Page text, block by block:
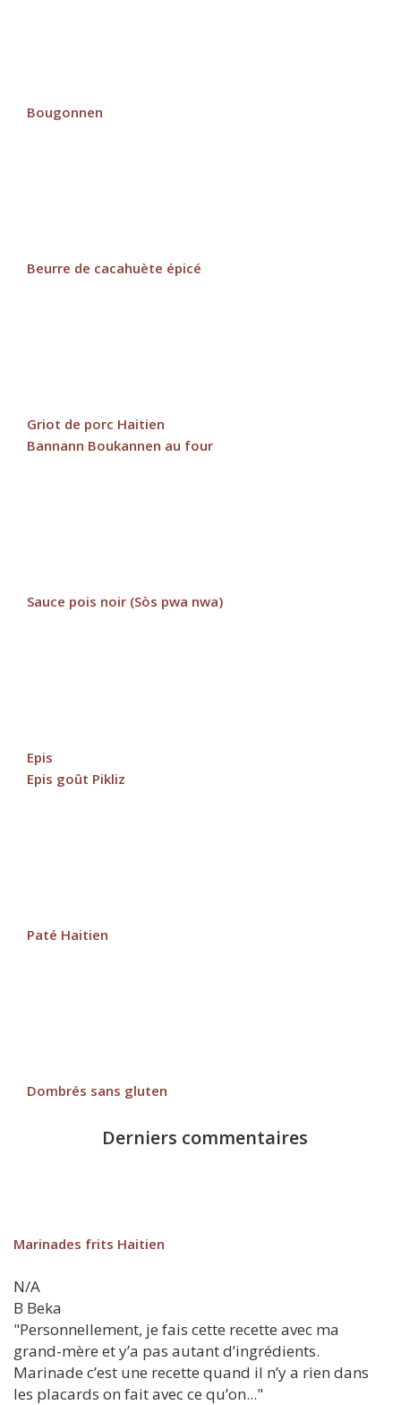
Bougonnen
Beurre de cacahuète épicé
Griot de porc Haitien
Bannann Boukannen au four
Sauce pois noir (Sòs pwa nwa)
Epis
Epis goût Pikliz
Paté Haitien
Dombrés sans gluten
Derniers commentaires
Marinades frits Haitien
N/A
B Beka
"Personnellement, je fais cette recette avec ma
grand-mère et y’a pas autant d’ingrédients.
Marinade c’est une recette quand il n’y a rien dans
les placards on fait avec ce qu’on..."